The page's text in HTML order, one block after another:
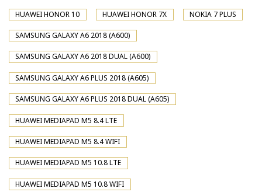
HUAWEI HONOR 10 HUAWEI HONOR 7X NOKIA 7 PLUS
SAMSUNG GALAXY A6 2018 (A600)
SAMSUNG GALAXY A6 2018 DUAL (A600)
SAMSUNG GALAXY A6 PLUS 2018 (A605)
SAMSUNG GALAXY A6 PLUS 2018 DUAL (A605)
HUAWEI MEDIAPAD M5 8.4 LTE
HUAWEI MEDIAPAD M5 8.4 WIFI
HUAWEI MEDIAPAD M5 10.8 LTE
HUAWEI MEDIAPAD M5 10.8 WIFI